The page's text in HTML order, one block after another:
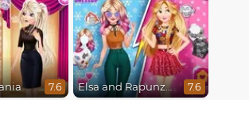
7.6 Elsa and Rapunzel Princess Rivalry 7.6